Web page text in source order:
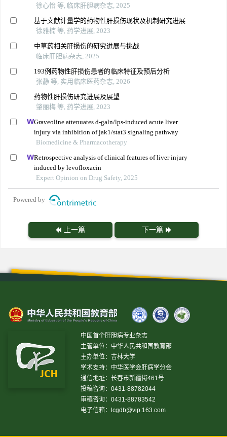
徐心怡 等, 临床肝胆病杂志, 2025
基于文献计量学的药物性肝损伤现状及机制研究进展
徐雅楠 等, 药学进展, 2023
中草药相关肝损伤的研究进展与挑战
临床肝胆病杂志, 2025
193例药物性肝损伤患者的临床特征及预后分析
张静 等, 实用临床医药杂志, 2026
药物性肝损伤研究进展及展望
肇丽梅 等, 药学进展, 2023
Graveoline attenuates d-galn/lps-induced acute liver
injury via inhibition of jak1/stat3 signaling pathway
Biomedicine & Pharmacotherapy
Retrospective analysis of clinical features of liver injury
induced by levofloxacin
Expert Opinion on Drug Safety, 2025
Powered by
上一篇 下一篇
中国首个肝胆病专业杂志
主管单位：中华人民共和国教育部
主办单位：吉林大学
学术支持：中华医学会肝病学分会
通信地址：长春市新疆街461号
投稿咨询：0431-88782044
审稿咨询：0431-88783542
电子信箱：
lcgdb@vip.163.com